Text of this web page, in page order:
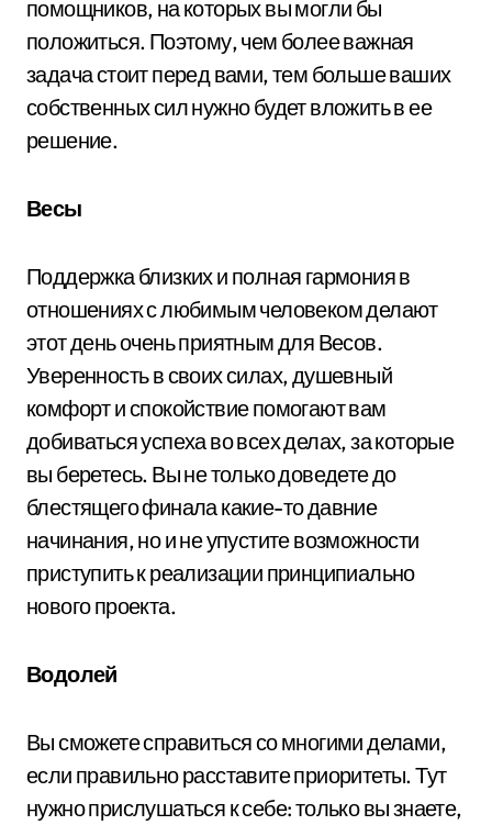
помощников, на которых вы могли бы
положиться. Поэтому, чем более важная
задача стоит перед вами, тем больше ваших
собственных сил нужно будет вложить в ее
решение.
Весы
Поддержка близких и полная гармония в
отношениях с любимым человеком делают
этот день очень приятным для Весов.
Уверенность в своих силах, душевный
комфорт и спокойствие помогают вам
добиваться успеха во всех делах, за которые
вы беретесь. Вы не только доведете до
блестящего финала какие-то давние
начинания, но и не упустите возможности
приступить к реализации принципиально
нового проекта.
Водолей
Вы сможете справиться со многими делами,
если правильно расставите приоритеты. Тут
нужно прислушаться к себе: только вы знаете,